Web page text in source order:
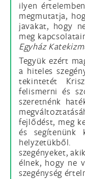
ilyen
megmutatja,
javakat, hogy
meg
Egyház
Tegyük ezért
a hiteles
tekintetét
felismerni és
szeretnénk
fejlődést, meg
és segítenünk
szegényeket,
élnek, hogy ne
szegénység